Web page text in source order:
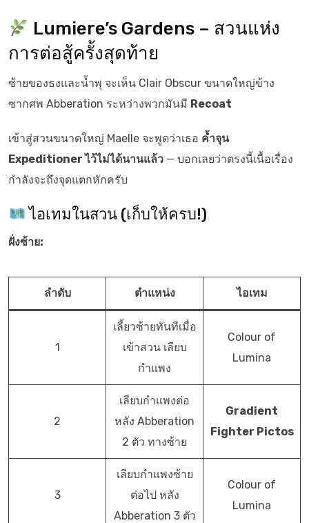
Lumiere’s Gardens – สวนแห่ง
การต่อสู้ครั้งสุดท้าย
ซ้ายของธงและน้ำพุ จะเห็น Clair Obscur ขนาดใหญ่ข้าง
ซากศพ Abberation ระหว่างพวกมันมี Recoat
เข้าสู่สวนขนาดใหญ่ Maelle จะพูดว่าเธอ ค้ำจุน
Expeditioner ไว้ไม่ได้นานแล้ว — บอกเลยว่าตรงนี้เนื้อเรื่อง
กำลังจะถึงจุดแตกหักครับ
ไอเทมในสวน (เก็บให้ครบ!)
ฝั่งซ้าย:
ลำดับ ตำแหน่ง ไอเทม
1
เลี้ยวซ้ายทันทีเมื่อ
เข้าสวน เลียบ
กำแพง
Colour of
Lumina
2
เลียบกำแพงต่อ
หลัง Abberation
2 ตัว ทางซ้าย
Gradient
Fighter Pictos
3
เลียบกำแพงซ้าย
ต่อไป หลัง
Abberation 3 ตัว
Colour of
Lumina